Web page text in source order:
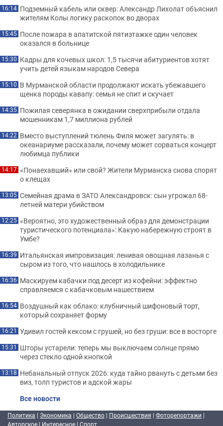
16:14 Подземный кабель или сквер: Александр Лихолат объяснил
жителям Колы логику раскопок во дворах
15:45 После пожара в апатитской пятиэтажке один человек
оказался в больнице
15:30 Кадры для кочевых школ: 1,5 тысячи абитуриентов хотят
учить детей языкам народов Севера
15:10 В Мурманской области продолжают искать убежавшего
щенка породы кавапу: семья не спит и скучает
14:35 Пожилая северянка в ожидании сверхприбыли отдала
мошенникам 1,7 миллиона рублей
14:22 Вместо выступлений тюлень Филя может загулять: в
океанариуме рассказали, почему может сорваться концерт
любимца публики
14:17 «Понаехавший» или свой? Жители Мурманска снова спорят
о клещах
13:05 Семейная драма в ЗАТО Александровск: сын угрожал 68-
летней матери убийством
12:25 «Вероятно, это художественный образ для демонстрации
туристического потенциала»: Какую набережную строят в
Умбе?
16:39 Итальянская импровизация: ленивая овощная лазанья с
сыром из того, что нашлось в холодильнике
16:36 Маскируем кабачки под десерт из кофейни: эффектно
справляемся с кабачковым нашествием
16:54 Воздушный как облако: клубничный шифоновый торт,
который сохраняет форму
16:21 Удивил гостей кексом с грушей, но без груши: все в восторге
15:31 Шторы устарели: теперь мы выключаем солнце прямо
через стекло одной кнопкой
13:18 Небанальный отпуск 2026: куда тайно рвануть с детьми без
виз, толп туристов и адской жары
Все новости
Политика | Экономика | Общество | Происшествия | Фоторепортажи |
Авторское | Интересное | Спорт